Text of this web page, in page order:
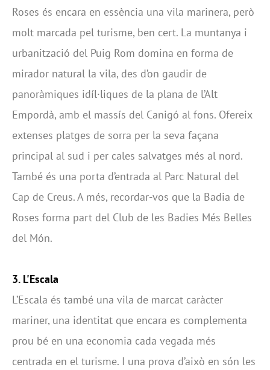
Roses és encara en essència una vila marinera, però
molt marcada pel turisme, ben cert. La muntanya i
urbanització del Puig Rom domina en forma de
mirador natural la vila, des d’on gaudir de
panoràmiques idíl·liques de la plana de l’Alt
Empordà, amb el massís del Canigó al fons. Ofereix
extenses platges de sorra per la seva façana
principal al sud i per cales salvatges més al nord.
També és una porta d’entrada al Parc Natural del
Cap de Creus. A més, recordar-vos que la Badia de
Roses forma part del Club de les Badies Més Belles
del Món.
3. L'Escala
L’Escala és també una vila de marcat caràcter
mariner, una identitat que encara es complementa
prou bé en una economia cada vegada més
centrada en el turisme. I una prova d’això en són les